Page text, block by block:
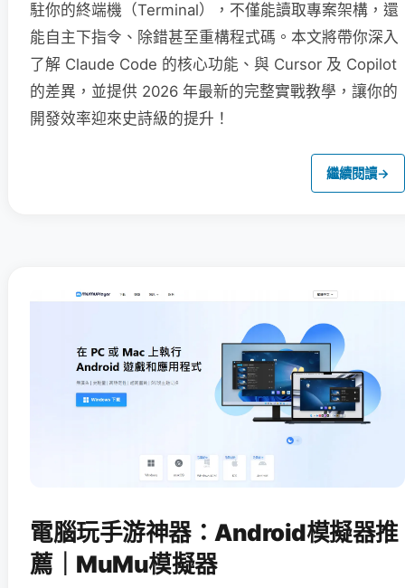
駐你的終端機（Terminal），不僅能讀取專案架構，還
能自主下指令、除錯甚至重構程式碼。本文將帶你深入
了解 Claude Code 的核心功能、與 Cursor 及 Copilot
的差異，並提供 2026 年最新的完整實戰教學，讓你的
開發效率迎來史詩級的提升！
繼續閱讀→
電腦玩手游神器：Android模擬器推
薦｜MuMu模擬器